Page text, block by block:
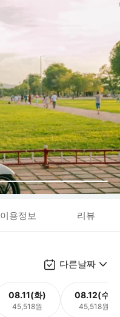
이용정보 리뷰
다른날짜
08.11(화)
45,518원
08.12(수)
45,518원